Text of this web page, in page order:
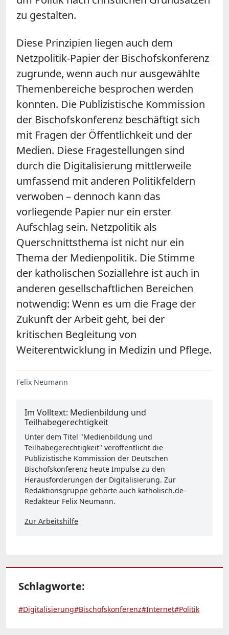
zu gestalten.
Diese Prinzipien liegen auch dem
Netzpolitik-Papier der Bischofskonferenz
zugrunde, wenn auch nur ausgewählte
Themenbereiche besprochen werden
konnten. Die Publizistische Kommission
der Bischofskonferenz beschäftigt sich
mit Fragen der Öffentlichkeit und der
Medien. Diese Fragestellungen sind
durch die Digitalisierung mittlerweile
umfassend mit anderen Politikfeldern
verwoben – dennoch kann das
vorliegende Papier nur ein erster
Aufschlag sein. Netzpolitik als
Querschnittsthema ist nicht nur ein
Thema der Medienpolitik. Die Stimme
der katholischen Soziallehre ist auch in
anderen gesellschaftlichen Bereichen
notwendig: Wenn es um die Frage der
Zukunft der Arbeit geht, bei der
kritischen Begleitung von
Weiterentwicklung in Medizin und Pflege.
Felix Neumann
Im Volltext: Medienbildung und
Teilhabegerechtigkeit
Unter dem Titel "Medienbildung und
Teilhabegerechtigkeit" veröffentlicht die
Publizistische Kommission der Deutschen
Bischofskonferenz heute Impulse zu den
Herausforderungen der Digitalisierung. Zur
Redaktionsgruppe gehörte auch katholisch.de-
Redakteur Felix Neumann.
Zur Arbeitshilfe
Schlagworte:
#Digitalisierung#Bischofskonferenz#Internet#Politik